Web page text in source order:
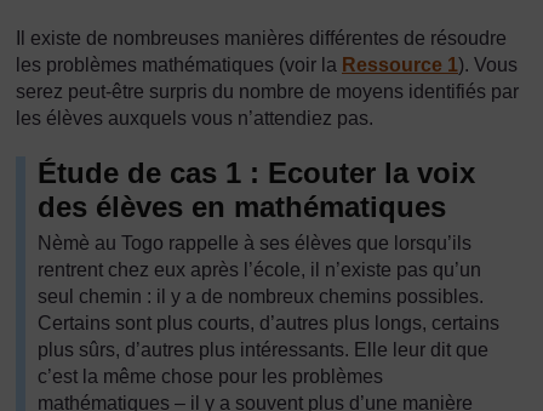
Il existe de nombreuses manières différentes de résoudre
les problèmes mathématiques (voir la Ressource 1). Vous
serez peut-être surpris du nombre de moyens identifiés par
les élèves auxquels vous n’attendiez pas.
Étude de cas 1 : Ecouter la voix
des élèves en mathématiques
Nèmè au Togo rappelle à ses élèves que lorsqu’ils
rentrent chez eux après l’école, il n’existe pas qu’un
seul chemin : il y a de nombreux chemins possibles.
Certains sont plus courts, d’autres plus longs, certains
plus sûrs, d’autres plus intéressants. Elle leur dit que
c’est la même chose pour les problèmes
mathématiques – il y a souvent plus d’une manière